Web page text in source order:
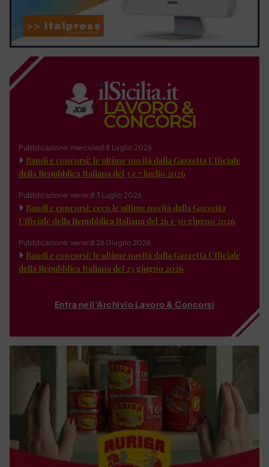
Pubblicazione: mercoledì 8 Luglio 2026
Bandi e concorsi: le ultime novità dalla Gazzetta Ufficiale
della Repubblica Italiana del 3 e 7 luglio 2026
Pubblicazione: venerdì 3 Luglio 2026
Bandi e concorsi: ecco le ultime novità dalla Gazzetta
Ufficiale della Repubblica Italiana del 26 e 30 giugno 2026
Pubblicazione: venerdì 26 Giugno 2026
Bandi e concorsi: le ultime novità dalla Gazzetta Ufficiale
della Repubblica Italiana del 23 giugno 2026
Entra nell'Archivio Lavoro & Concorsi